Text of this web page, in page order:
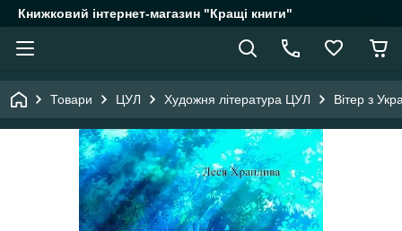
Книжковий інтернет-магазин "Кращі книги"
Товари ЦУЛ Художня література ЦУЛ Вітер з